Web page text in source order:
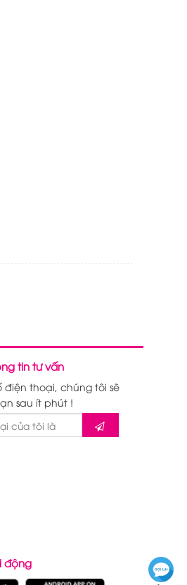
tin tư vấn
điện thoại, chúng tôi sẽ
sau ít phút !
động